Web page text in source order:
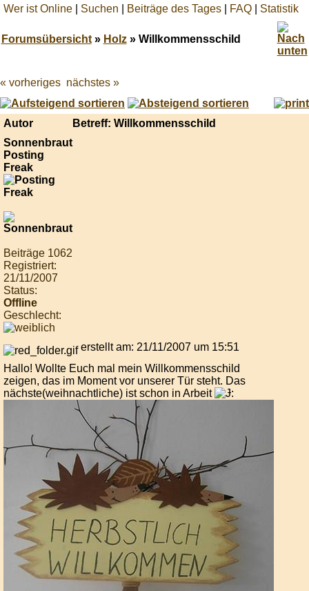
Wer ist Online Suchen Beiträge des Tages FAQ Statistik
Forumsübersicht» Holz» Willkommensschild
Best
online
live
casino
« vorheriges nächstes »
Autor
Betreff: Willkommensschild
Sonnenbraut
Posting
Freak
Beiträge 1062
Registriert:
21/11/2007
Status:
Offline
Geschlecht:
erstellt am: 21/11/2007 um 15:51
Hallo! Wollte Euch mal mein Willkommensschild
zeigen, das im Moment vor unserer Tür steht. Das
nächste(weihnachtliche) ist schon in Arbeit